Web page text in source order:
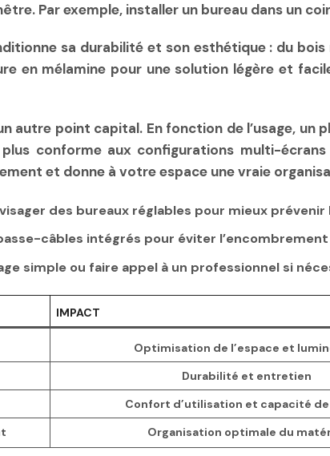
Par exemple, installer un bureau dans un
sa durabilité et son esthétique : du
en mélamine pour une solution légère et
autre point capital. En fonction de l’usage, un
plus conforme aux configurations multi-
et donne à votre espace une vraie
des bureaux réglables pour mieux
câbles intégrés pour éviter
simple ou faire appel à un professionnel si
IMPACT
Optimisation de l’espace et
Durabilité et entretien
Confort d’utilisation et capacité
Organisation optimale du